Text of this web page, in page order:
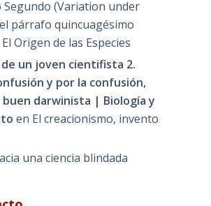
Segundo (Variation under
párrafo quincuagésimo
Origen de las Especies
un joven cientifista 2.
y por la confusión,
darwinista | Biología y
en El creacionismo, invento
una ciencia blindada